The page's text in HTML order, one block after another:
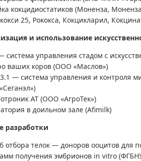
кокцидиостатиков (Моненза,
25, Рококса, Кокцикларил,
и использование
система управления стадом с
ваших коров (ООО «Маслов»)
— система управления и контроля
АТ (ООО «АгроТек»)
в доильном зале (Afimilk)
разработки
отбора телок — доноров ооцитов для
получения эмбрионов in vitro